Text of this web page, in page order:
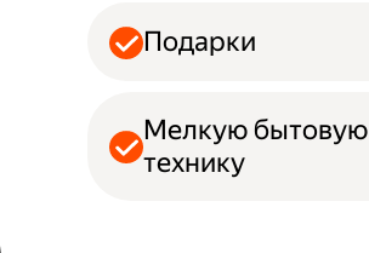
Подарки
Мелкую бытовую
технику